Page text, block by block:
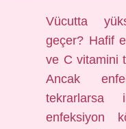
Vücutta
geçer? Hafif
ve C vitamini
Ancak
tekrarlarsa
enfeksiyon